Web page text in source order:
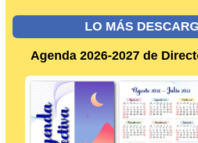
LO MÁS
Agenda 2026-2027 de